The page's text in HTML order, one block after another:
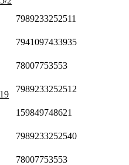
7989233252511
7941097433935
78007753553
7989233252512
159849748621
7989233252540
78007753553